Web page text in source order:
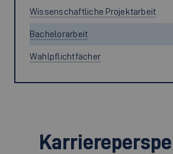
Wissenschaftliche Projektarbeit
Bachelorarbeit
Wahlpflichtfächer